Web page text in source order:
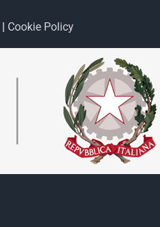
| Cookie Policy